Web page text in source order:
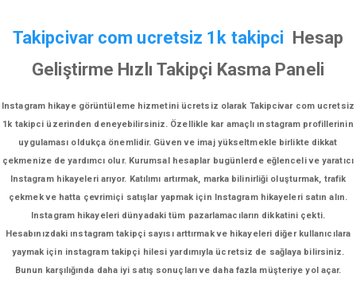
Takipcivar com ucretsiz 1k takipci Hesap
Geliştirme Hızlı Takipçi Kasma Paneli
Instagram hikaye görüntüleme hizmetini ücretsiz olarak Takipcivar com ucretsiz
1k takipci üzerinden deneyebilirsiniz. Özellikle kar amaçlı ınstagram profillerinin
uygulaması oldukça önemlidir. Güven ve imaj yükseltmekle birlikte dikkat
çekmenize de yardımcı olur. Kurumsal hesaplar bugünlerde eğlenceli ve yaratıcı
Instagram hikayeleri arıyor. Katılımı artırmak, marka bilinirliği oluşturmak, trafik
çekmek ve hatta çevrimiçi satışlar yapmak için Instagram hikayeleri satın alın.
Instagram hikayeleri dünyadaki tüm pazarlamacıların dikkatini çekti.
Hesabınızdaki ınstagram takipçi sayısı arttırmak ve hikayeleri diğer kullanıcılara
yaymak için instagram takipçi hilesi yardımıyla ücretsiz de sağlaya bilirsiniz.
Bunun karşılığında daha iyi satış sonuçları ve daha fazla müşteriye yol açar.